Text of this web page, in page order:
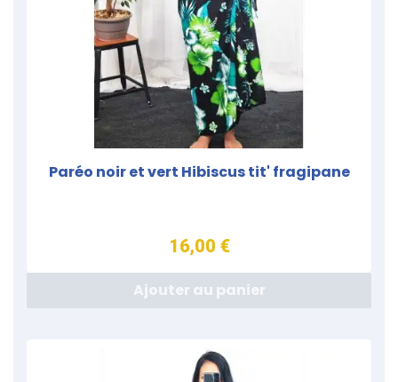
Paréo noir et vert Hibiscus tit' fragipane
16,00 €
Ajouter au panier